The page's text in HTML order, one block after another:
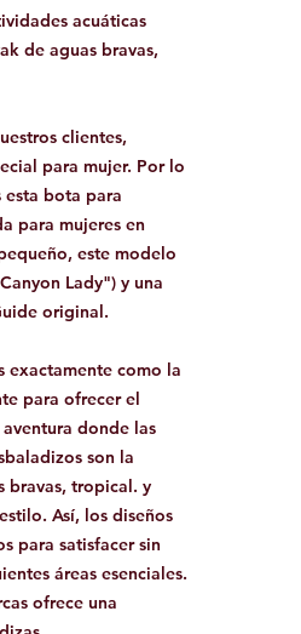
acuáticas
de aguas bravas,
clientes,
para mujer. Por lo
bota para
para mujeres en
este modelo
Lady") y una
original.
exactamente como la
para ofrecer el
donde las
son la
bravas, tropical. y
Así, los diseños
para satisfacer sin
áreas esenciales.
ofrece una